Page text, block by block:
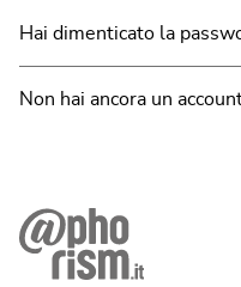
Hai dimenticato la
Non hai ancora un